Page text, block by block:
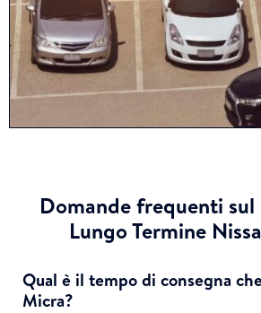
Domande frequenti
Lungo Termine
Qual è il tempo di consegna
Micra?